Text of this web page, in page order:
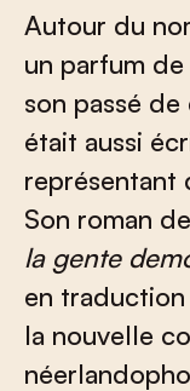
Autour du
un parfum
son passé de
était aussi
représentant
Son roman
la gente
en traduction
la nouvelle